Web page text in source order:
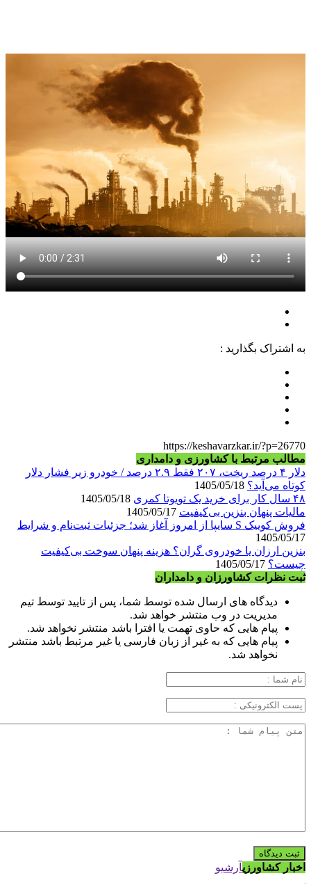
به اشتراک بگذارید :
https://keshavarzkar.ir/?p=26770
مطالب مرتبط با کشاورزی و دامداری
دلار ۴ درصد ریخت، ۲۰۷ فقط ۲.۹ درصد / خودرو زیر فشار دلار
کوتاه می‌آید؟
۴۸ سال کار برای خرید یک تویوتا کمری
مالیات پنهان بنزین بی‌کیفیت
فروش کوییک S سایپا از امروز آغاز شد؛ جزئیات ثبت‌نام و شرایط
1405/05/17
بنزین ارزان یا خودروی گران؟ هزینه پنهان سوخت بی‌کیفیت
چیست؟
ثبت نظرات کشاورزان و دامداران
دیدگاه های ارسال شده توسط شما، پس از تایید توسط تیم
مدیریت در وب منتشر خواهد شد.
پیام هایی که حاوی تهمت یا افترا باشد منتشر نخواهد شد.
پیام هایی که به غیر از زبان فارسی یا غیر مرتبط باشد منتشر
نخواهد شد.
اخبار کشاورزیآرشیو